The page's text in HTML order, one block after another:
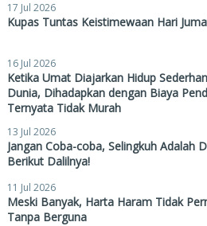
17 Jul 2026
Kupas Tuntas Keistimewaan Hari
16 Jul 2026
Ketika Umat Diajarkan Hidup
Dunia, Dihadapkan dengan Biaya
Ternyata Tidak Murah
13 Jul 2026
Jangan Coba-coba, Selingkuh Adalah
Berikut Dalilnya!
11 Jul 2026
Meski Banyak, Harta Haram Tidak
Tanpa Berguna